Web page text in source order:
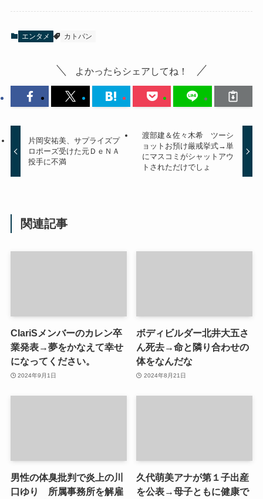
エンタメ カトパン
よかったらシェアしてね！
片岡安祐美、サプライズプ
ロポーズ受けた元ＤｅＮＡ
投手に不満
渡部建＆佐々木希 ツーシ
ョットお預け厳戒挙式→単
にマスコミがシャットアウ
トされただけでしょ
関連記事
ClariSメンバーのカレン卒
業発表→夢をかなえて幸せ
になってください。
2024年9月1日
ボディビルダー北井大五さ
ん死去→命と隣り合わせの
体をなんだな
2024年8月21日
男性の体臭批判で炎上の川
口ゆり 所属事務所を解雇
久代萌美アナが第１子出産
を公表→母子ともに健康で